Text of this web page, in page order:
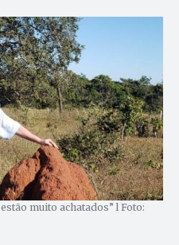
muito achatados” l Foto: